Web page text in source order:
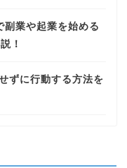
副業や起業を始める
！
ずに行動する方法を